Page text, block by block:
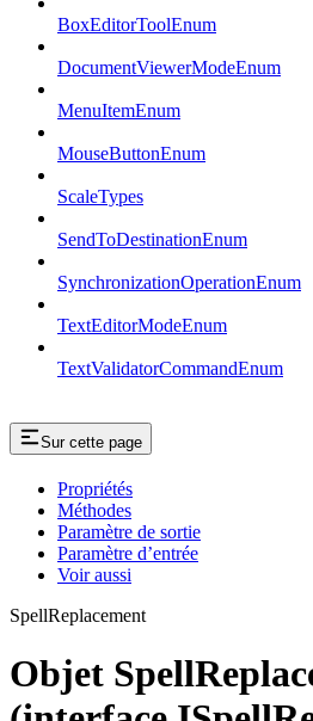
BoxEditorToolEnum
DocumentViewerModeEnum
MenuItemEnum
MouseButtonEnum
ScaleTypes
SendToDestinationEnum
SynchronizationOperationEnum
TextEditorModeEnum
TextValidatorCommandEnum
Sur cette page
Propriétés
Méthodes
Paramètre de sortie
Paramètre d’entrée
Voir aussi
SpellReplacement
Objet